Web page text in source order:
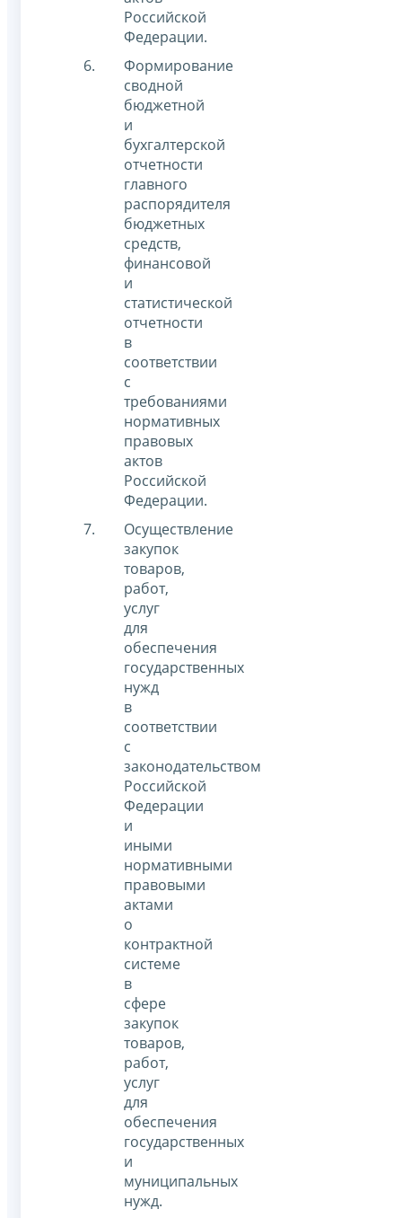
Российской
Федерации.
Формирование
сводной
бюджетной
и
бухгалтерской
отчетности
главного
распорядителя
бюджетных
средств,
финансовой
и
статистической
отчетности
в
соответствии
с
требованиями
нормативных
правовых
актов
Российской
Федерации.
Осуществление
закупок
товаров,
работ,
услуг
для
обеспечения
государственных
нужд
в
соответствии
с
законодательством
Российской
Федерации
и
иными
нормативными
правовыми
актами
о
контрактной
системе
в
сфере
закупок
товаров,
работ,
услуг
для
обеспечения
государственных
и
муниципальных
нужд.